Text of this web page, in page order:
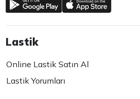
Lastik
Online Lastik Satın Al
Lastik Yorumları